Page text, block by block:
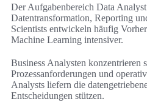
Der Aufgabenbereich Data
Datentransformation, Reporting
Scientists entwickeln häufig
Machine Learning intensiver.
Business Analysten konzentrieren
Prozessanforderungen und
Analysts liefern die
Entscheidungen stützen.